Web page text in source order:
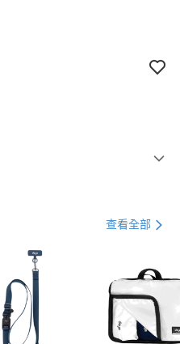
21家銀行
第一商業銀行
彰化商業銀行
台北富邦商業銀行
查看全部